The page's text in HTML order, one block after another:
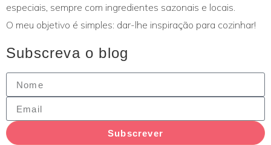
especiais, sempre com ingredientes sazonais e locais.
O meu objetivo é simples: dar-lhe inspiração para cozinhar!
Subscreva o blog
Subscrever